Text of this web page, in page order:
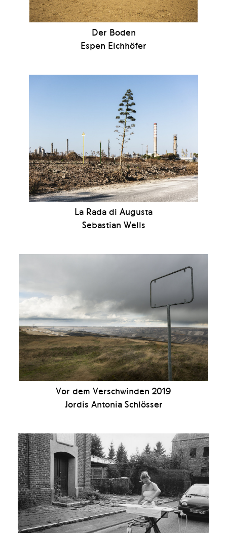
Der Boden
Espen Eichhöfer
La Rada di Augusta
Sebastian Wells
Vor dem Verschwinden 2019
Jordis Antonia Schlösser